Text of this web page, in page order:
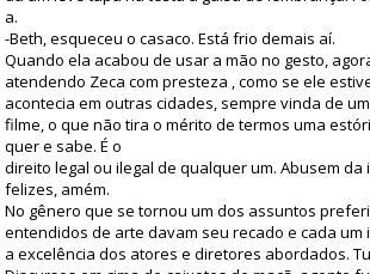
a.
-Beth, esqueceu o casaco. Está frio demais aí.
Quando ela acabou de usar a mão no gesto,
atendendo Zeca com presteza , como se ele
acontecia em outras cidades, sempre vinda de
filme, o que não tira o mérito de termos uma
quer e sabe. É o
direito legal ou ilegal de qualquer um. Abusem da
felizes, amém.
No gênero que se tornou um dos assuntos
entendidos de arte davam seu recado e cada
a excelência dos atores e diretores abordados.